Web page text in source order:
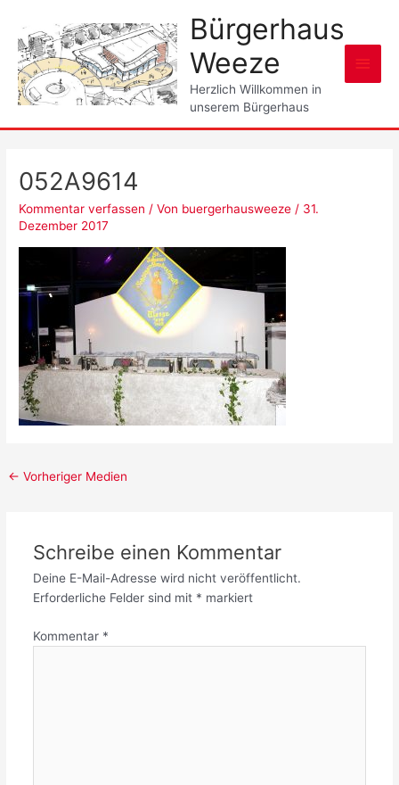
Inhalt
springen
Bürgerhaus
Weeze
Herzlich Willkommen in
unserem Bürgerhaus
052A9614
Kommentar verfassen / Von buergerhausweeze / 31.
Dezember 2017
Post
← Vorheriger Medien
Schreibe einen Kommentar
Deine E-Mail-Adresse wird nicht veröffentlicht.
Erforderliche Felder sind mit * markiert
Kommentar *